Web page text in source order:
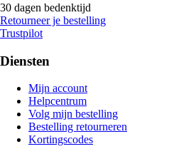
30 dagen bedenktijd
Retourneer je bestelling
Trustpilot
Diensten
Mijn account
Helpcentrum
Volg mijn bestelling
Bestelling retourneren
Kortingscodes